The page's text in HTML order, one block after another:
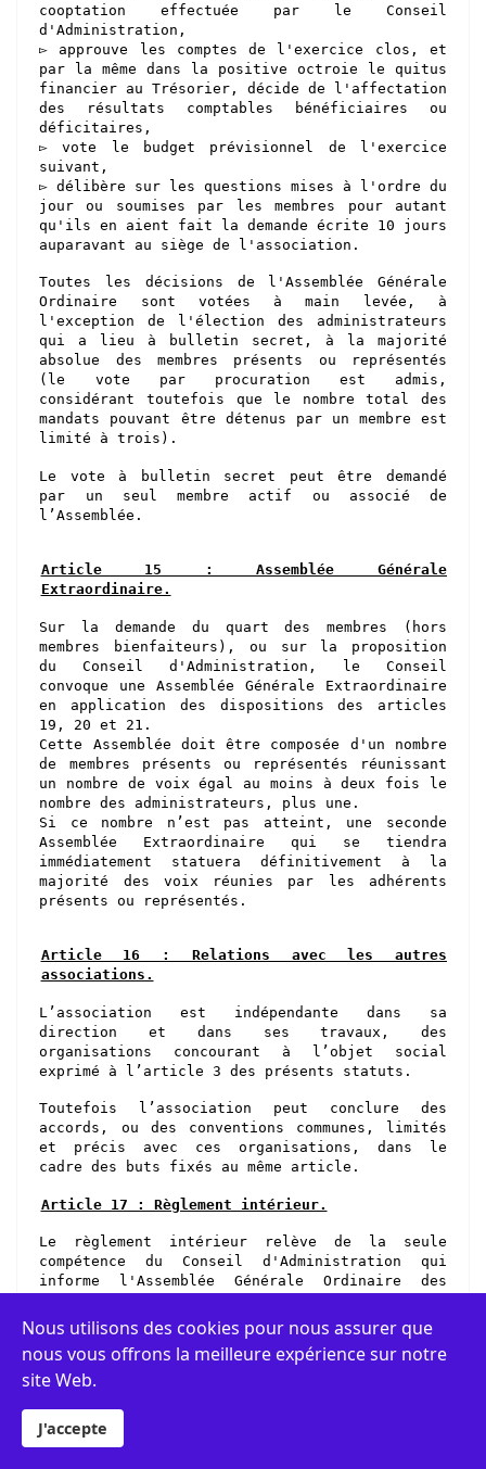
cooptation effectuée par le Conseil
d'Administration,
▻ approuve les comptes de l'exercice clos, et
par la même dans la positive octroie le quitus
financier au Trésorier, décide de l'affectation
des résultats comptables bénéficiaires ou
déficitaires,
▻ vote le budget prévisionnel de l'exercice
suivant,
▻ délibère sur les questions mises à l'ordre du
jour ou soumises par les membres pour autant
qu'ils en aient fait la demande écrite 10 jours
auparavant au siège de l'association.
Toutes les décisions de l'Assemblée Générale
Ordinaire sont votées à main levée, à
l'exception de l'élection des administrateurs
qui a lieu à bulletin secret, à la majorité
absolue des membres présents ou représentés
(le vote par procuration est admis,
considérant toutefois que le nombre total des
mandats pouvant être détenus par un membre est
limité à trois).
Le vote à bulletin secret peut être demandé
par un seul membre actif ou associé de
l’Assemblée.
Article 15 : Assemblée Générale
Extraordinaire.
Sur la demande du quart des membres
(hors
membres bienfaiteurs) , ou sur la proposition
du Conseil d'Administration, le Conseil
convoque une Assemblée Générale Extraordinaire
en application des dispositions des articles
19 , 20 et 21 .
Cette Assemblée doit être composée d'un nombre
de membres présents ou représentés réunissant
un nombre de voix égal au moins à deux fois le
nombre des administrateurs, plus une.
Si ce nombre n’est pas atteint, une seconde
Assemblée Extraordinaire qui se tiendra
immédiatement statuera définitivement à la
majorité des voix réunies par les adhérents
présents ou représentés.
Article 16 : Relations avec les autres
associations.
L’association est indépendante dans sa
direction et dans ses travaux, des
organisations concourant à l’objet social
exprimé à l’article 3 des présents statuts.
Toutefois l’association peut conclure des
accords, ou des conventions communes, limités
et précis avec ces organisations, dans le
cadre des buts fixés au même article.
Article 17 : Règlement intérieur.
Le règlement intérieur relève de la seule
compétence du Conseil d'Administration qui
informe l'Assemblée Générale Ordinaire des
TITRE III : ORGANISATION FINANCIÈRE.
Article 1
Les ressources de l’association proviennent :
► des cotisations et souscriptions de ses
Nous utilisons des cookies pour nous assurer que
nous vous offrons la meilleure expérience sur notre
site Web.
J'accepte